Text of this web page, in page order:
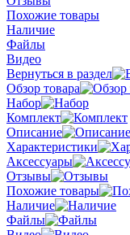
Похожие товары
Наличие
Файлы
Видео
Вернуться в раздел
Обзор товара
Набор
Комплект
Описание
Характеристики
Аксессуары
Отзывы
Похожие товары
Наличие
Файлы